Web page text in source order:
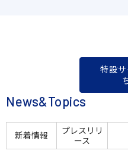
特設
News&Topics
新着情報
プレスリリ
ース